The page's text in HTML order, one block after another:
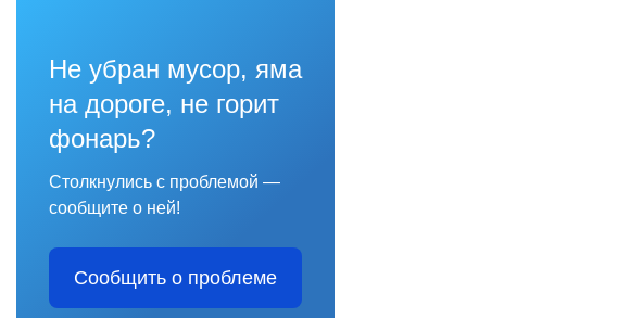
Не убран мусор, яма
на дороге, не горит
фонарь?
Столкнулись с проблемой —
сообщите о ней!
Сообщить о проблеме